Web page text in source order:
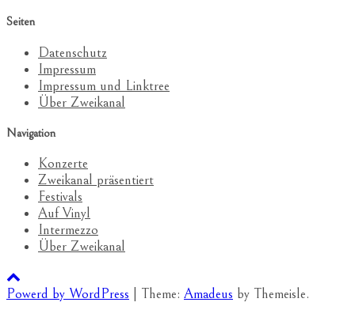
Seiten
Datenschutz
Impressum
Impressum und Linktree
Über Zweikanal
Navigation
Konzerte
Zweikanal präsentiert
Festivals
Auf Vinyl
Intermezzo
Über Zweikanal
Powerd by WordPress Theme: Amadeus by Themeisle.